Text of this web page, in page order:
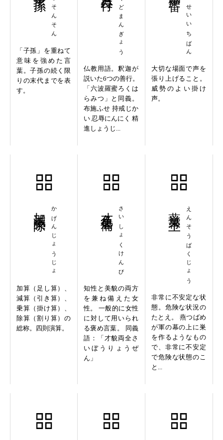
「子孫」を重ねて
意味を強めた言
葉。子孫の続く限
りの末代までを表
す。
ろくどまんぎょう
仏教用語。釈迦が
説いた6つの善行。
「六波羅蜜ろくは
らみつ」と同義。
布施ふせ 持戒じか
い 忍辱にんにく 精
進しょうじ...
れいせいいちばん
大切な場面で声を
張り上げること。
威勢のよい掛け
声。
かげんじょうじょ
加算（足し算）、
減算（引き算）、
乗算（掛け算）、
除算（割り算）の
総称。四則演算。
さいしょくけんび
知性と美貌の両方
を兼ね備えた女
性。 一般的に女性
に対して用いられ
る褒め言葉。 同義
語：「才貌両全さ
いぼうりょうぜ
ん」
えんそうばくじょう
非常に不安定な状
態。危険な状況の
たとえ。 燕つばめ
が軍の幕の上に巣
を作るようなもの
で、非常に不安定
で危険な状態のこ
と...